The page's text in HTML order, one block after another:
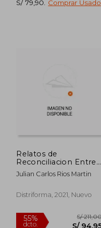
S/ 79,90 Comprar Usado
Relatos de
Reconciliacion Entre
Victimas y Agresores
en pro
Julian Carlos Rios Martin
Distriforma, 2021, Nuevo